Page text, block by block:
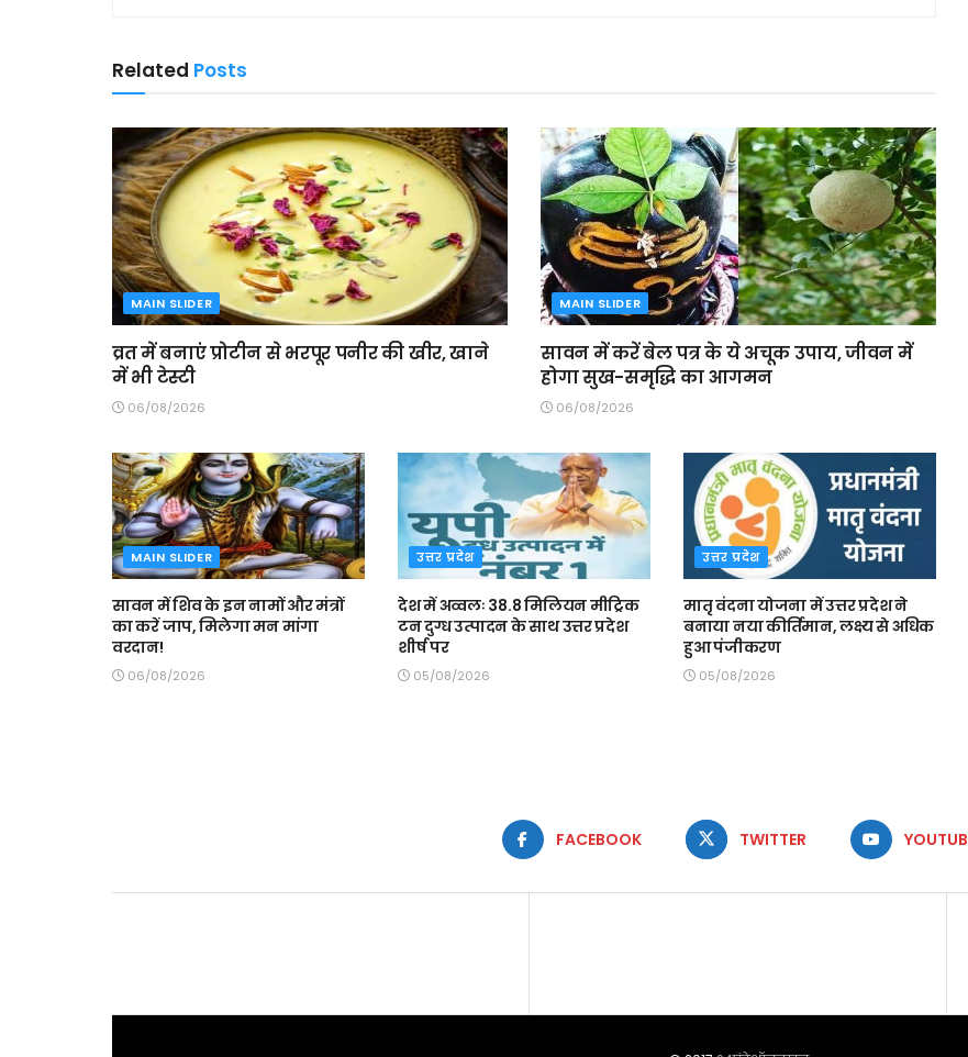
Related Posts
MAIN SLIDER
व्रत में बनाएं प्रोटीन से भरपूर पनीर की खीर, खाने
में भी टेस्टी
06/08/2026
MAIN SLIDER
सावन में करें बेल पत्र के ये अचूक उपाय, जीवन में
होगा सुख-समृद्धि का आगमन
06/08/2026
MAIN SLIDER
सावन में शिव के इन नामों और मंत्रों
का करें जाप, मिलेगा मन मांगा
वरदान!
06/08/2026
उत्तर प्रदेश
देश में अव्वलः 38.8 मिलियन मीट्रिक
टन दुग्ध उत्पादन के साथ उत्तर प्रदेश
शीर्ष पर
05/08/2026
उत्तर प्रदेश
मातृ वंदना योजना में उत्तर प्रदेश ने
बनाया नया कीर्तिमान, लक्ष्य से अधिक
हुआ पंजीकरण
05/08/2026
FACEBOOK TWITTER